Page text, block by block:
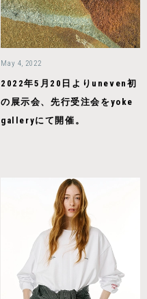
May 4, 2022
2022年5月20日よりuneven初
の展示会、先行受注会をyoke
galleryにて開催。